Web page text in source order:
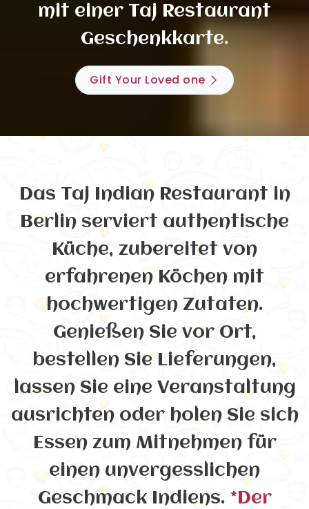
mit einer Taj Restaurant
Geschenkkarte.
Gift Your Loved one
Das Taj Indian Restaurant in
Berlin serviert authentische
Küche, zubereitet von
erfahrenen Köchen mit
hochwertigen Zutaten.
Genießen Sie vor Ort,
bestellen Sie Lieferungen,
lassen Sie eine Veranstaltung
ausrichten oder holen Sie sich
Essen zum Mitnehmen für
einen unvergesslichen
Geschmack Indiens. *Der